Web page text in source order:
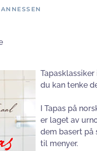
du kan tenke
I Tapas på
er laget av
dem basert på
til menyer.